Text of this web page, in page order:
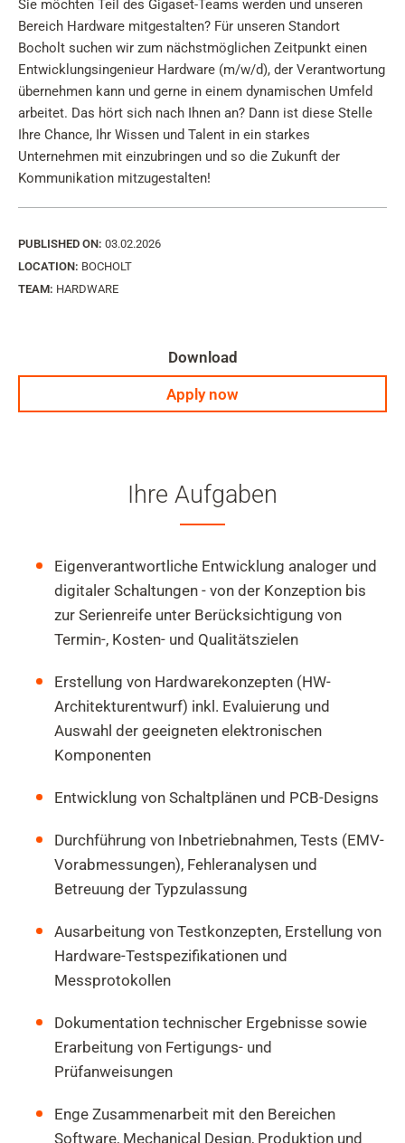
Sie möchten Teil des Gigaset-Teams werden und unseren
Bereich Hardware mitgestalten? Für unseren Standort
Bocholt suchen wir zum nächstmöglichen Zeitpunkt einen
Entwicklungsingenieur Hardware (m/w/d), der Verantwortung
übernehmen kann und gerne in einem dynamischen Umfeld
arbeitet. Das hört sich nach Ihnen an? Dann ist diese Stelle
Ihre Chance, Ihr Wissen und Talent in ein starkes
Unternehmen mit einzubringen und so die Zukunft der
Kommunikation mitzugestalten!
PUBLISHED ON: 03.02.2026
LOCATION: BOCHOLT
TEAM: HARDWARE
Download
Apply now
Ihre Aufgaben
Eigenverantwortliche Entwicklung analoger und
digitaler Schaltungen - von der Konzeption bis
zur Serienreife unter Berücksichtigung von
Termin-, Kosten- und Qualitätszielen
Erstellung von Hardwarekonzepten (HW-
Architekturentwurf) inkl. Evaluierung und
Auswahl der geeigneten elektronischen
Komponenten
Entwicklung von Schaltplänen und PCB-Designs
Durchführung von Inbetriebnahmen, Tests (EMV-
Vorabmessungen), Fehleranalysen und
Betreuung der Typzulassung
Ausarbeitung von Testkonzepten, Erstellung von
Hardware-Testspezifikationen und
Messprotokollen
Dokumentation technischer Ergebnisse sowie
Erarbeitung von Fertigungs- und
Prüfanweisungen
Enge Zusammenarbeit mit den Bereichen
Software, Mechanical Design, Produktion und